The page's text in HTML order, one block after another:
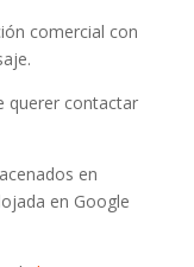
comercial con
querer contactar
en
en Google